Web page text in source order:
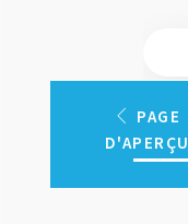
PAGE
D'APERÇU